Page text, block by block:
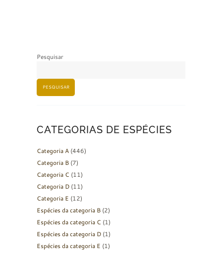
Pesquisar
PESQUISAR
CATEGORIAS DE ESPÉCIES
Categoria A (446)
Categoria B (7)
Categoria C (11)
Categoria D (11)
Categoria E (12)
Espécies da categoria B (2)
Espécies da categoria C (1)
Espécies da categoria D (1)
Espécies da categoria E (1)